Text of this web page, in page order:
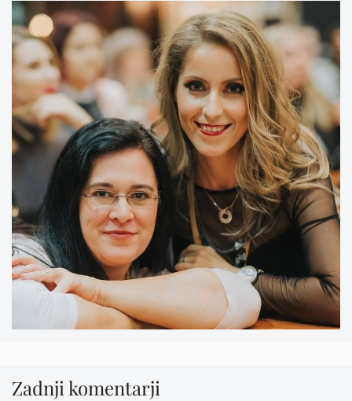
Zadnji komentarji